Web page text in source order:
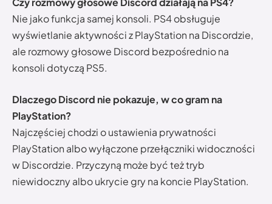
Nie jako funkcja samej konsoli. PS4 obsługuje
wyświetlanie aktywności z PlayStation na Discordzie,
ale rozmowy głosowe Discord bezpośrednio na
konsoli dotyczą PS5.
Dlaczego Discord nie pokazuje, w co gram na
PlayStation?
Najczęściej chodzi o ustawienia prywatności
PlayStation albo wyłączone przełączniki widoczności
w Discordzie. Przyczyną może być też tryb
niewidoczny albo ukrycie gry na koncie PlayStation.